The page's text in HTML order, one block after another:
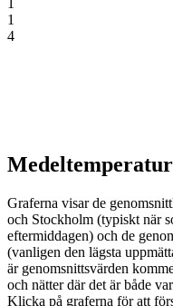
1
4
Graferna visar de
och Stockholm (typiskt när
eftermiddagen) och de
(vanligen den lägsta
är genomsnittsvärden
och nätter där det är både
Klicka på graferna för att